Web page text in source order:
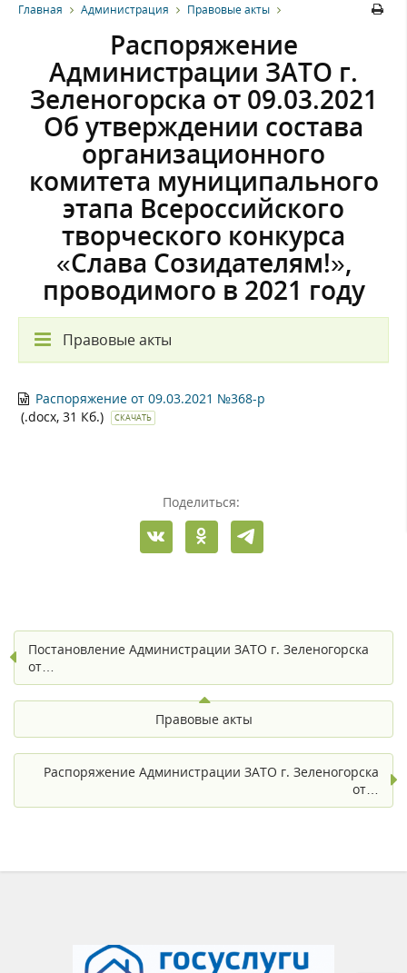
Главная Администрация Правовые акты
Распоряжение
Администрации ЗАТО г.
Зеленогорска от 09.03.2021
Об утверждении состава
организационного
комитета муниципального
этапа Всероссийского
творческого конкурса
«Слава Созидателям!»,
проводимого в 2021 году
Правовые акты
Распоряжение от 09.03.2021 №368-р
(.docx, 31 Кб.)
СКАЧАТЬ
Поделиться:
Постановление Администрации ЗАТО г. Зеленогорска
от…
Правовые акты
Распоряжение Администрации ЗАТО г. Зеленогорска
от…